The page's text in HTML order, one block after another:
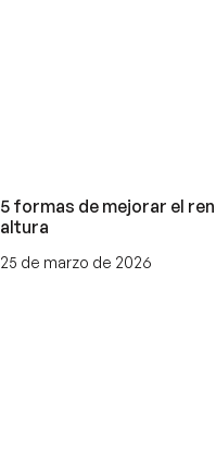
5 formas de mejorar el
altura
25 de marzo de 2026